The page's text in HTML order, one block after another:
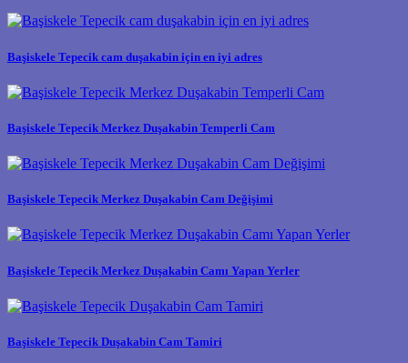
Başiskele Tepecik cam duşakabin için en iyi adres
Başiskele Tepecik Merkez Duşakabin Temperli Cam
Başiskele Tepecik Merkez Duşakabin Cam Değişimi
Başiskele Tepecik Merkez Duşakabin Camı Yapan Yerler
Başiskele Tepecik Duşakabin Cam Tamiri